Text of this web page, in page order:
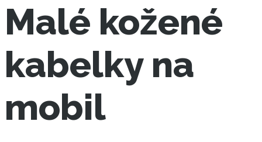
Malé kožené
kabelky na
mobil